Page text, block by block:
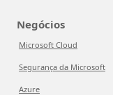
Negócios
Microsoft Cloud
Segurança da Microsoft
Azure